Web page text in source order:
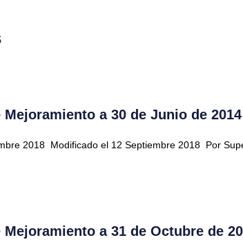
Mejoramiento a 30 de Junio de 2014
2018 Modificado el 12 Septiembre 2018 Por
Mejoramiento a 31 de Octubre de